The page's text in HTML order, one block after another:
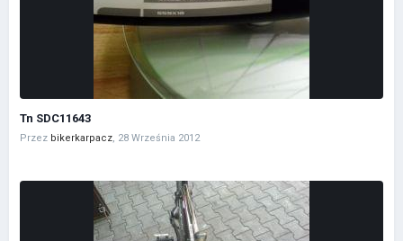
Tn SDC11643
Przez bikerkarpacz, 28 Września 2012